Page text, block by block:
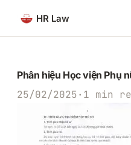
phần
dung
HR Law
Phân hiệu Học viện Phụ
25/02/2025· 1 min